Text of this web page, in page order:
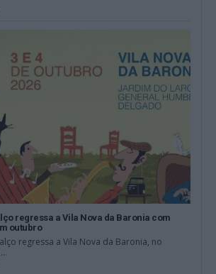
regressa a Vila Nova da Baronia com
outubro
regressa a Vila Nova da Baronia, no